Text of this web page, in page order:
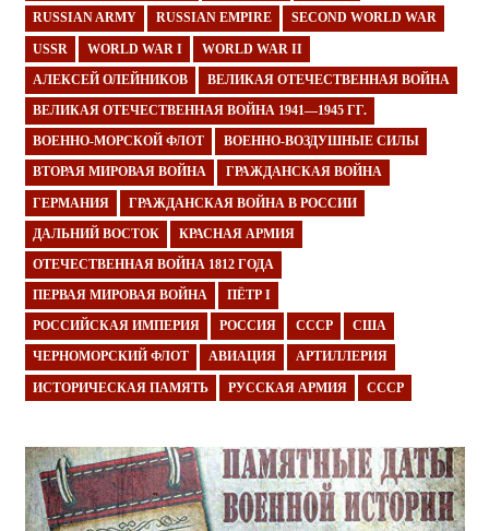
RUSSIAN ARMY RUSSIAN EMPIRE SECOND WORLD WAR
USSR WORLD WAR I WORLD WAR II
АЛЕКСЕЙ ОЛЕЙНИКОВ ВЕЛИКАЯ ОТЕЧЕСТВЕННАЯ ВОЙНА
ВЕЛИКАЯ ОТЕЧЕСТВЕННАЯ ВОЙНА 1941—1945 ГГ.
ВОЕННО-МОРСКОЙ ФЛОТ ВОЕННО-ВОЗДУШНЫЕ СИЛЫ
ВТОРАЯ МИРОВАЯ ВОЙНА ГРАЖДАНСКАЯ ВОЙНА
ГЕРМАНИЯ ГРАЖДАНСКАЯ ВОЙНА В РОССИИ
ДАЛЬНИЙ ВОСТОК КРАСНАЯ АРМИЯ
ОТЕЧЕСТВЕННАЯ ВОЙНА 1812 ГОДА
ПЕРВАЯ МИРОВАЯ ВОЙНА ПЁТР I
РОССИЙСКАЯ ИМПЕРИЯ РОССИЯ СССР США
ЧЕРНОМОРСКИЙ ФЛОТ АВИАЦИЯ АРТИЛЛЕРИЯ
ИСТОРИЧЕСКАЯ ПАМЯТЬ РУССКАЯ АРМИЯ СССР